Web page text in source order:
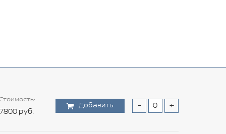
руб.
Добавить - +